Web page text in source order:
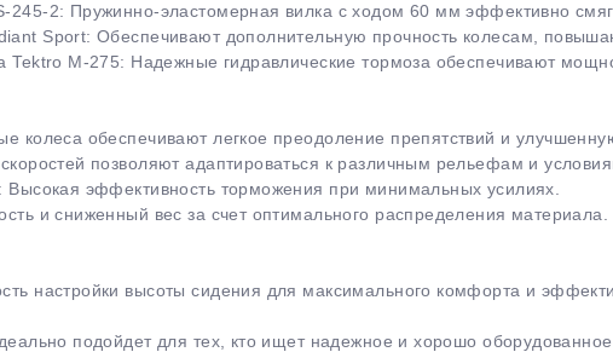
245-2: Пружинно-эластомерная вилка с ходом 60 мм эффективно
Sport: Обеспечивают дополнительную прочность колесам,
Tektro M-275: Надежные гидравлические тормоза обеспечивают
колеса обеспечивают легкое преодоление препятствий и
позволяют адаптироваться к различным рельефам и
Высокая эффективность торможения при минимальных усилиях.
и сниженный вес за счет оптимального распределения материала.
настройки высоты сидения для максимального комфорта и
подойдет для тех, кто ищет надежное и хорошо